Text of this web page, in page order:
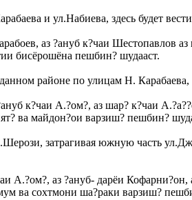
и ул.Набиева, здесь будет
аз ?ануб к?чаи Шестопавлов
бисёрошёна пешбин? шудааст.
районе по улицам Н.
к?чаи А.?ом?, аз шар? к?чаи
ва майдон?ои варзиш? пешбин?
затрагивая южную часть
А.?ом?, аз ?ануб- дарёи
ва сохтмони ша?раки варзиш?